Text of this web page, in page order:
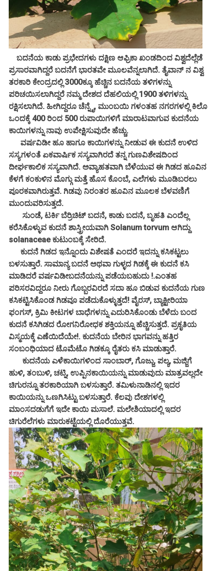
ಬದನೆಯ ಕಾಡು ಪ್ರಭೇದಗಳು ದಕ್ಷಿಣ ಆಫ್ರಿಕಾ ಖಂಡದಿಂದ ವಿಶ್ವದೆಲ್ಲೆಡೆ
ಪ್ರಸಾರವಾಗಿದ್ದರೆ ಬದನೆಗೆ ಭಾರತವೇ ಮೂಲವೆನ್ನಲಾಗಿದೆ. ತೈವಾನ್ ನ ವಿಶ್ವ
ತರಕಾರಿ ಕೇಂದ್ರದಲ್ಲಿ 3000ಕ್ಕೂ ಹೆಚ್ಚಿನ ಬದನೆಯ ತಳಿಗಳನ್ನು
ಪರಿಚಯಿಸಲಾಗಿದ್ದರೆ ನಮ್ಮ ದೇಶದ ದೆಹಲಿಯಲ್ಲಿ 1900 ತಳಿಗಳನ್ನು
ರಕ್ಷಿಸಲಾಗಿದೆ. ಹೀಗಿದ್ದರೂ ಚೆನ್ನೈ, ಮುಂಬಯಿ ಗಳಂತಹ ನಗರಗಳಲ್ಲಿ ಕಿಲೊ
ಒಂದಕ್ಕೆ 400 ರಿಂದ 500 ರುಪಾಯಿಗಳಿಗೆ ಮಾರಾಟವಾಗುವ ಕುದನೆಯ
ಕಾಯಿಗಳನ್ನು ನಾವು ಉಪೇಕ್ಷಿಸುವುದೇ ಹೆಚ್ಚು.
ವರ್ಷವಿಡೀ ಹೂ ಹಾಗೂ ಕಾಯಿಗಳನ್ನು ನೀಡುವ ಈ ಕುದನೆ ಉಳಿದ
ಸಸ್ಯಗಳಂತೆ ಏಕವಾರ್ಷಿಕ ಸಸ್ಯವಾಗಿರದೆ ತನ್ನ ಗುಣವಿಶೇಷದಿಂದ
ದೀರ್ಘಕಾಲಿಕ ಸಸ್ಯವಾಗಿದೆ. ಅವ್ಯಾಹತವಾಗಿ ಬೆಳೆಯುವ ಈ ಗಿಡದ ಹೂವಿನ
ಕೆಳಗೆ ಕಂಕುಳಿನ ಮೊಗ್ಗು ಮತ್ತೆ ಹೊಸ ಕೊಂಬೆ, ಎಲೆಗಳು ಮೂಡಿಬರಲು
ಪೂರಕವಾಗಿರುತ್ತವೆ. ಗಿಡವು ನಿರಂತರ ಹೂವಿನ ಮೂಲಕ ಬೆಳವಣಿಗೆ
ಮುಂದುವರಿಸುತ್ತದೆ.
ಸುಂಡೆ, ಟರ್ಕಿ ಬೆರ್ರಿಚಿಟ್ ಬದನೆ, ಕಾಡು ಬದನೆ, ಬೃಹತಿ ಎಂದೆಲ್ಲ
ಕರೆಸಿಕೊಳ್ಳುವ ಕುದನೆ ಶಾಸ್ತ್ರೀಯವಾಗಿ Solanum torvum ಆಗಿದ್ದು
solanaceae ಕುಟುಂಬಕ್ಕೆ ಸೇರಿದೆ.
ಕುದನೆ ಗಿಡದ ಇನ್ನೊಂದು ವಿಶೇಷತೆ ಎಂದರೆ ಇದನ್ನು ಕಸಿಕಟ್ಟಲು
ಬಳಸುತ್ತಾರೆ. ಸಾಮಾನ್ಯ ಬದನೆ ಅಥವಾ ಗುಳ್ಳದ ಗಿಡಕ್ಕೆ ಈ ಕುದನೆ ಕಸಿ
ಮಾಡಿದರೆ ವರ್ಷವಿಡೀಬದನೆಯನ್ನು ಪಡೆಯಬಹುದು !.ಎಂತಹ
ಪರಿಸರವಿದ್ದರೂ ನೀರು ಗೊಬ್ಬರವಿರದೆ ಸದಾ ಹೂ ಬಿಡುವ ಕುದನೆಯ ಗುಣ
ಕಸಿಕಟ್ಟಿಸಿಕೊಂಡ ಗಿಡವೂ ಪಡೆದುಕೊಳ್ಳುತ್ತದೆ! ವೈರಸ್, ಬ್ಯಾಕ್ಟೀರಿಯಾ
ಫಂಗಸ್, ಕ್ರಿಮಿ ಕೀಟಗಳ ಬಾಧೆಗಳನ್ನು ಎದುರಿಸಿಕೊಂಡು ಬೆಳೆದು ಬಂದ
ಕುದನೆ ಕಸಿಗಿಡದ ರೋಗನಿರೋಧಕ ಶಕ್ತಿಯನ್ನೂ ಹೆಚ್ಚಿಸುತ್ತದೆ. ಪ್ರಕೃತಿಯ
ವಿಸ್ಮಯಕ್ಕೆ ಎಣೆಯಿದೆಯೇ!. ಕುದನೆಯ ಬೇರಿನ ಭಾಗವನ್ನು ಹತ್ತಿರ
ಸಂಬಂಧಿಯಾದ ಟೊಮೆಟೊ ಗಿಡಕ್ಕೂ ರೈತರು ಕಸಿ ಮಾಡುತ್ತಾರೆ.
ಕುದನೆಯ ಎಳೆಕಾಯಿಗಳಿಂದ ಸಾಂಬಾರ್, ಗೊಜ್ಜು, ಪಲ್ಯ, ಮಜ್ಜಿಗೆ
ಹುಳಿ, ತಂಬುಳಿ, ಚಟ್ನಿ, ಉಪ್ಪಿನಕಾಯಿಯನ್ನು ಮಾಡುವುದು ಮಾತ್ರವಲ್ಲದೇ
ಚಿಗುರನ್ನೂ ತರಕಾರಿಯಾಗಿ ಬಳಸುತ್ತಾರೆ. ತಮಿಳುನಾಡಿನಲ್ಲಿ ಇದರ
ಕಾಯಿಯನ್ನು ಒಣಗಿಸಿಟ್ಟು ಬಳಸುತ್ತಾರೆ. ಕೆಲವು ದೇಶಗಳಲ್ಲಿ
ಮಾಂಸದಡುಗೆಗೆ ಇದೇ ಕಾಯಿ ಮಸಾಲೆ. ಮಲೇಶಿಯಾದಲ್ಲಿ ಇದರ
ಚಿಗುರೆಲೆಗಳು ಮಾರುಕಟ್ಟೆಯಲ್ಲಿ ದೊರೆಯುತ್ತವೆ.